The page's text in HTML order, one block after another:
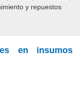
y repuestos
en insumos